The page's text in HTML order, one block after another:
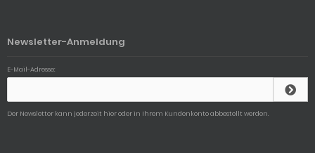
Newsletter-Anmeldung
E-Mail-Adresse:
Der Newsletter kann jederzeit hier oder in Ihrem Kundenkonto abbestellt werden.